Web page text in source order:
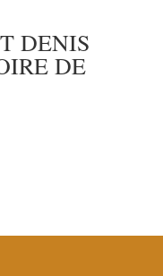
DENIS
DE